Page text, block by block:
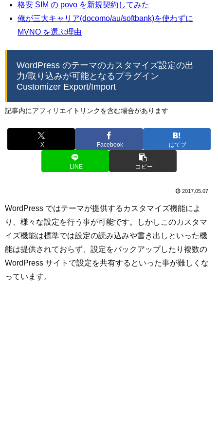
格安 SIM の povo を新規契約してみた
俺が三大キャリア(docomo/au/softbank)を使わずに
MVNO を選ぶ理由
WordPress のテーマのカスタマイズ設定の出
力/取り込みが可能となるプラグイン
Customizer Export/Import
記事内にアフィリエイトリンクを含む場合があります
X Facebook はてブ
LINE コピー
2017.05.07
WordPress ではテーマが提供するカスタマイズ機能によ
り、様々な設定を行う事が可能です。しかしこのカスタマ
イズ機能は標準では設定の読み込みや書き出しといった機
能は提供されておらず、設定をバックアップしたり複数の
WordPress サイトで設定を共有するといった事が難しくな
っています。